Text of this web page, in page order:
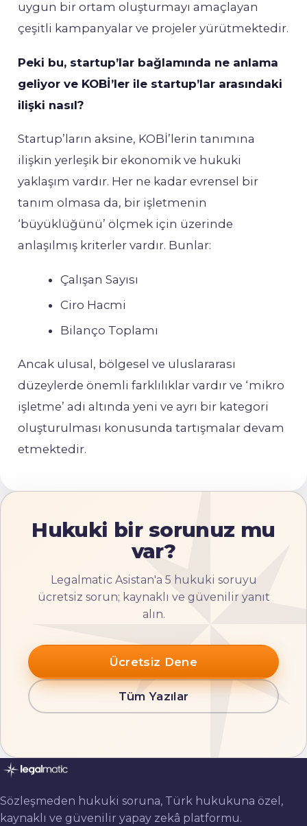
uygun bir ortam oluşturmayı amaçlayan
çeşitli kampanyalar ve projeler yürütmektedir.
Peki bu, startup’lar bağlamında ne anlama
geliyor ve KOBİ’ler ile startup’lar arasındaki
ilişki nasıl?
Startup’ların aksine, KOBİ’lerin tanımına
ilişkin yerleşik bir ekonomik ve hukuki
yaklaşım vardır. Her ne kadar evrensel bir
tanım olmasa da, bir işletmenin
‘büyüklüğünü’ ölçmek için üzerinde
anlaşılmış kriterler vardır. Bunlar:
Çalışan Sayısı
Ciro Hacmi
Bilanço Toplamı
Ancak ulusal, bölgesel ve uluslararası
düzeylerde önemli farklılıklar vardır ve ‘mikro
işletme’ adı altında yeni ve ayrı bir kategori
oluşturulması konusunda tartışmalar devam
etmektedir.
Hukuki bir sorunuz mu
var?
Legalmatic Asistan'a 5 hukuki soruyu
ücretsiz sorun; kaynaklı ve güvenilir yanıt
alın.
Ücretsiz Dene
Tüm Yazılar
Sözleşmeden hukuki soruna, Türk hukukuna özel,
kaynaklı ve güvenilir yapay zekâ platformu.